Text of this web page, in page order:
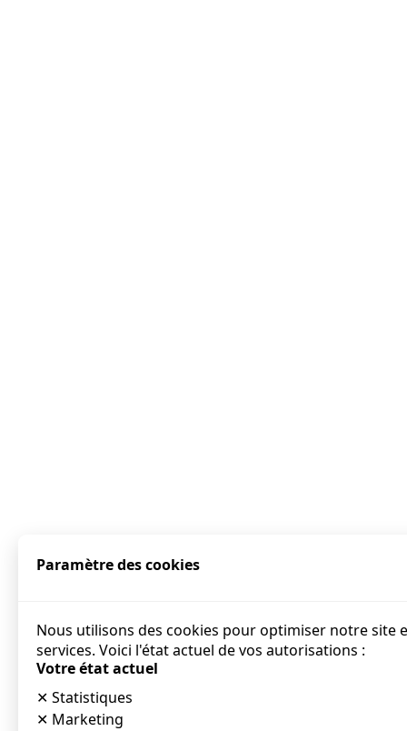
Paramètre des cookies
Nous utilisons des cookies pour optimiser notre site
services. Voici l'état actuel de vos autorisations :
Votre état actuel
✕ Statistiques
✕ Marketing